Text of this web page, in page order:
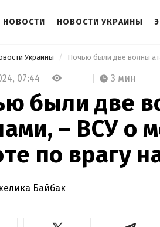
НОВОСТИ НОВОСТИ УКРАИНЫ
Украины
07:44 3 мин
были две
– ВСУ о
по врагу
Байбак